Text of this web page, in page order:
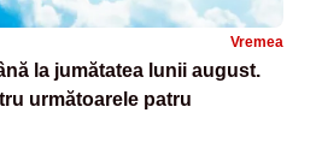
Vremea
la jumătatea lunii august.
următoarele patru